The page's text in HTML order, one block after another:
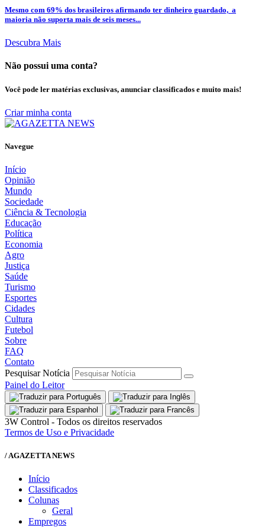
Mesmo com 69% dos brasileiros afirmando ter dinheiro guardado, a
maioria não suporta mais de seis meses...
Descubra Mais
Não possui uma conta?
Você pode ler matérias exclusivas, anunciar classificados e muito mais!
Criar minha conta
Navegue
Início
Opinião
Mundo
Sociedade
Ciência & Tecnologia
Educação
Política
Economia
Agro
Justiça
Saúde
Turismo
Esportes
Cidades
Cultura
Futebol
Sobre
FAQ
Contato
Pesquisar Notícia
Painel do Leitor
3W Control - Todos os direitos reservados
Termos de Uso e Privacidade
/ AGAZETTA NEWS
Início
Classificados
Colunas
Geral
Empregos